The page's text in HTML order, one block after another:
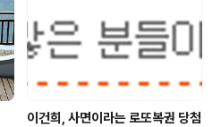
이건희, 사면이라는 로또복권 당첨